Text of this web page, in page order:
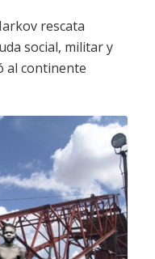
rescata
social, militar y
al continente